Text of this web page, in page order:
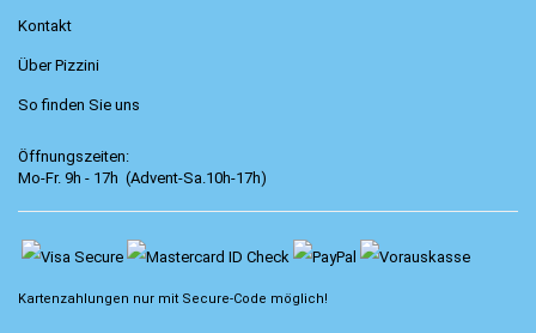
Kontakt
Über Pizzini
So finden Sie uns
Öffnungszeiten:
Mo-Fr. 9h - 17h (Advent-Sa.10h-17h)
Kartenzahlungen nur mit Secure-Code möglich!